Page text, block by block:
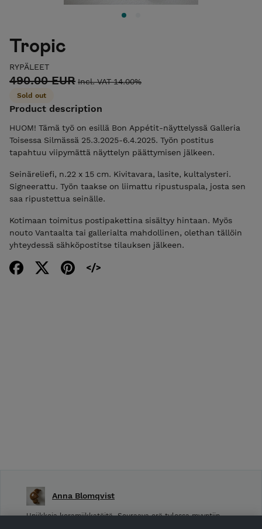
Tropic
RYPÄLEET
490.00 EUR Incl. VAT 14.00%
Sold out
Product description
HUOM! Tämä työ on esillä Bon Appétit-näyttelyssä Galleria
Toisessa Silmässä 25.3.2025-6.4.2025. Työn postitus
tapahtuu viipymättä näyttelyn päättymisen jälkeen.
Seinäreliefi, n.22 x 15 cm. Kivitavara, lasite, kultalysteri.
Signeerattu. Työn taakse on liimattu ripustuspala, josta sen
saa ripustettua seinälle.
Kotimaan toimitus postipakettina sisältyy hintaan. Myös
nouto Vantaalta tai gallerialta mahdollinen, olethan tällöin
yhteydessä sähköpostitse tilauksen jälkeen.
Anna Blomqvist
Uniikkeja keramiikkatöitä. Seuraava erä tulossa myyntiin